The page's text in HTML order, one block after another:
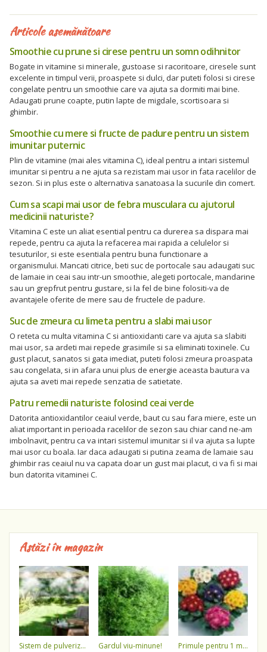
Articole asemănătoare
Smoothie cu prune si cirese pentru un somn odihnitor
Bogate in vitamine si minerale, gustoase si racoritoare, ciresele sunt
excelente in timpul verii, proaspete si dulci, dar puteti folosi si cirese
congelate pentru un smoothie care va ajuta sa dormiti mai bine.
Adaugati prune coapte, putin lapte de migdale, scortisoara si
ghimbir.
Smoothie cu mere si fructe de padure pentru un sistem
imunitar puternic
Plin de vitamine (mai ales vitamina C), ideal pentru a intari sistemul
imunitar si pentru a ne ajuta sa rezistam mai usor in fata racelilor de
sezon. Si in plus este o alternativa sanatoasa la sucurile din comert.
Cum sa scapi mai usor de febra musculara cu ajutorul
medicinii naturiste?
Vitamina C este un aliat esential pentru ca durerea sa dispara mai
repede, pentru ca ajuta la refacerea mai rapida a celulelor si
tesuturilor, si este esentiala pentru buna functionare a
organismului. Mancati citrice, beti suc de portocale sau adaugati suc
de lamaie in ceai sau intr-un smoothie, alegeti portocale, mandarine
sau un grepfrut pentru gustare, si la fel de bine folositi-va de
avantajele oferite de mere sau de fructele de padure.
Suc de zmeura cu limeta pentru a slabi mai usor
O reteta cu multa vitamina C si antioxidanti care va ajuta sa slabiti
mai usor, sa ardeti mai repede grasimile si sa eliminati toxinele. Cu
gust placut, sanatos si gata imediat, puteti folosi zmeura proaspata
sau congelata, si in afara unui plus de energie aceasta bautura va
ajuta sa aveti mai repede senzatia de satietate.
Patru remedii naturiste folosind ceai verde
Datorita antioxidantilor ceaiul verde, baut cu sau fara miere, este un
aliat important in perioada racelilor de sezon sau chiar cand ne-am
imbolnavit, pentru ca va intari sistemul imunitar si il va ajuta sa lupte
mai usor cu boala. Iar daca adaugati si putina zeama de lamaie sau
ghimbir ras ceaiul nu va capata doar un gust mai placut, ci va fi si mai
bun datorita vitaminei C.
Astăzi în magazin
sistem de pulverizare a apei gardul viu-minune! primule pentru 1 martie 3,5 lei / ghiveci !!!!